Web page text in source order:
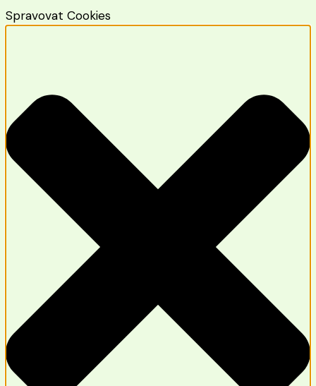
Spravovat Cookies